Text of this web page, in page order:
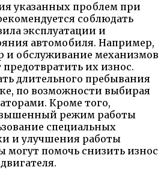
указанных проблем при
соблюдать
эксплуатации и
автомобиля. Например,
и обслуживание механизмов
их износ.
длительного пребывания
по возможности выбирая
Кроме того,
режим работы
специальных
и улучшения работы
могут помочь снизить износ